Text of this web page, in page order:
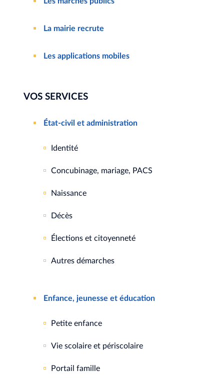
La mairie recrute
Les applications mobiles
VOS SERVICES
État-civil et administration
Identité
Concubinage, mariage, PACS
Naissance
Décès
Élections et citoyenneté
Autres démarches
Enfance, jeunesse et éducation
Petite enfance
Vie scolaire et périscolaire
Portail famille